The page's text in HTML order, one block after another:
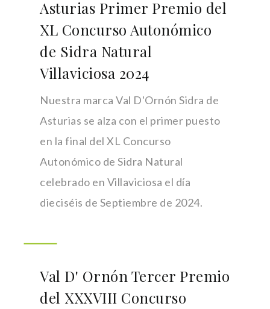
Asturias Primer Premio del
XL Concurso Autonómico
de Sidra Natural
Villaviciosa 2024
Nuestra marca Val D'Ornón Sidra de
Asturias se alza con el primer puesto
en la final del XL Concurso
Autonómico de Sidra Natural
celebrado en Villaviciosa el día
dieciséis de Septiembre de 2024.
Val D' Ornón Tercer Premio
del XXXVIII Concurso